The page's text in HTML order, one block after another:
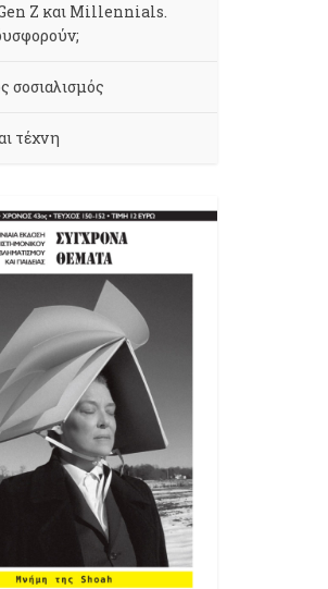
Z και Millennials.
σοσιαλισμός
τέχνη